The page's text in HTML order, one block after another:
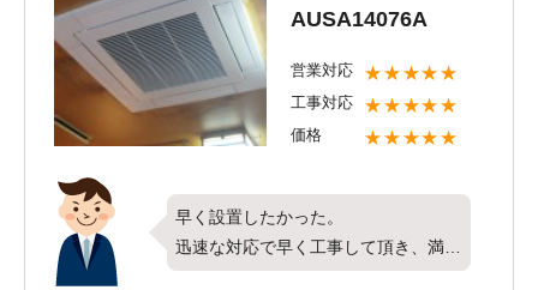
AUSA14076A
営業対応 ★★★★★
工事対応 ★★★★★
価格 ★★★★★
早く設置したかった。
迅速な対応で早く工事して頂き、満足
してます。